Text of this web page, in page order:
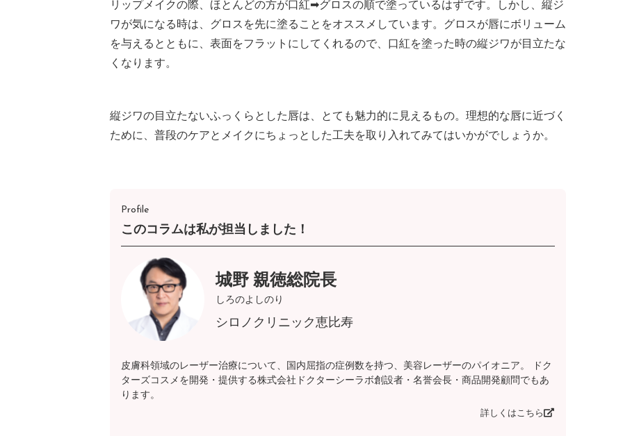
リップメイクの際、ほとんどの方が口紅➡グロスの順で塗っているはずです。しかし、縦ジ
ワが気になる時は、グロスを先に塗ることをオススメしています。グロスが唇にボリューム
を与えるとともに、表面をフラットにしてくれるので、口紅を塗った時の縦ジワが目立たな
くなります。
縦ジワの目立たないふっくらとした唇は、とても魅力的に見えるもの。理想的な唇に近づく
ために、普段のケアとメイクにちょっとした工夫を取り入れてみてはいかがでしょうか。
Profile
このコラムは私が担当しました！
城野 親徳総院長
しろのよしのり
シロノクリニック恵比寿
皮膚科領域のレーザー治療について、国内屈指の症例数を持つ、美容レーザーのパイオニア。 ドク
ターズコスメを開発・提供する株式会社ドクターシーラボ創設者・名誉会長・商品開発顧問でもあ
ります。
詳しくはこちら